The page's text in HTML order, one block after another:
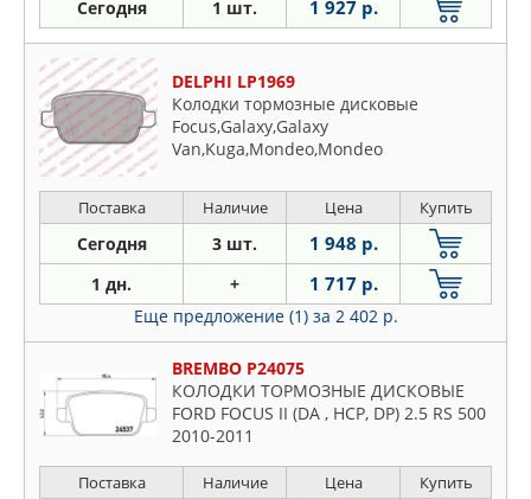
Сегодня 1 шт. 1 927 р.
DELPHI LP1969
Колодки тормозные дисковые
Focus,Galaxy,Galaxy
Van,Kuga,Mondeo,Mondeo
Поставка Наличие Цена Купить
Сегодня 3 шт. 1 948 р.
1 дн. + 1 717 р.
Еще предложение (1) за 2 402 р.
BREMBO P24075
КОЛОДКИ ТОРМОЗНЫЕ ДИСКОВЫЕ
FORD FOCUS II (DA , HCP, DP) 2.5 RS 500
2010-2011
Поставка Наличие Цена Купить